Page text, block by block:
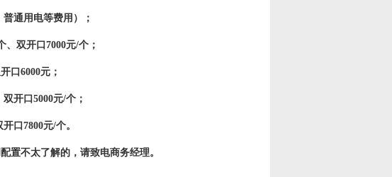
通用电等费用）；
、双开口 7000元/个；
口 6000元；
双开口 5000元/个；
开口7800元/个。
置不太了解的，请致电商务经理。